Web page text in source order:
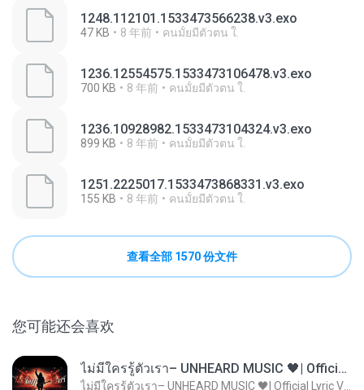
1248.112101.1533473566238.v3.exo
47 KB 8 年前 คนมั้ยมีตัวตน ใ.
1236.12554575.1533473106478.v3.exo
700 KB 8 年前 คนมั้ยมีตัวตน ใ.
1236.10928982.1533473104324.v3.exo
899 KB 8 年前 คนมั้ยมีตัวตน ใ.
1251.2225017.1533473868331.v3.exo
155 KB 8 年前 คนมั้ยมีตัวตน ใ.
查看全部 1570 份文件
您可能还会喜欢
ไม่มีใครรู้ตัวเรา– UNHEARD MUSIC 🖤| Official Lyric Video | เพลงสู้ชีวิต